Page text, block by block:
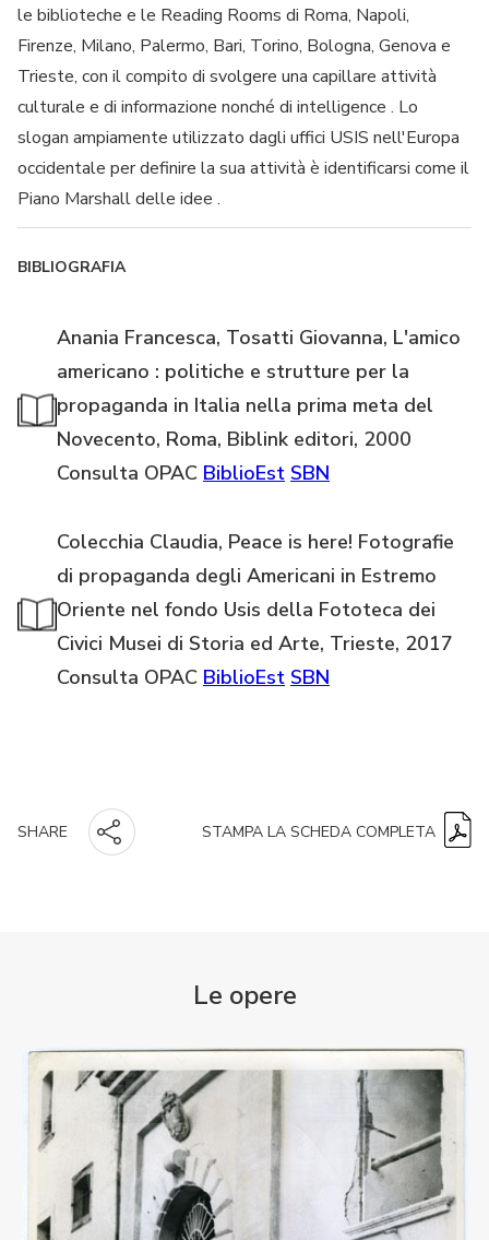
le biblioteche e le Reading Rooms di Roma, Napoli,
Firenze, Milano, Palermo, Bari, Torino, Bologna, Genova e
Trieste, con il compito di svolgere una capillare attività
culturale e di informazione nonché di intelligence . Lo
slogan ampiamente utilizzato dagli uffici USIS nell'Europa
occidentale per definire la sua attività è identificarsi come il
Piano Marshall delle idee .
BIBLIOGRAFIA
Anania Francesca, Tosatti Giovanna, L'amico
americano : politiche e strutture per la
propaganda in Italia nella prima meta del
Novecento, Roma, Biblink editori, 2000
Consulta OPAC BiblioEst SBN
Colecchia Claudia, Peace is here! Fotografie
di propaganda degli Americani in Estremo
Oriente nel fondo Usis della Fototeca dei
Civici Musei di Storia ed Arte, Trieste, 2017
Consulta OPAC BiblioEst SBN
SHARE STAMPA LA SCHEDA COMPLETA
Le opere